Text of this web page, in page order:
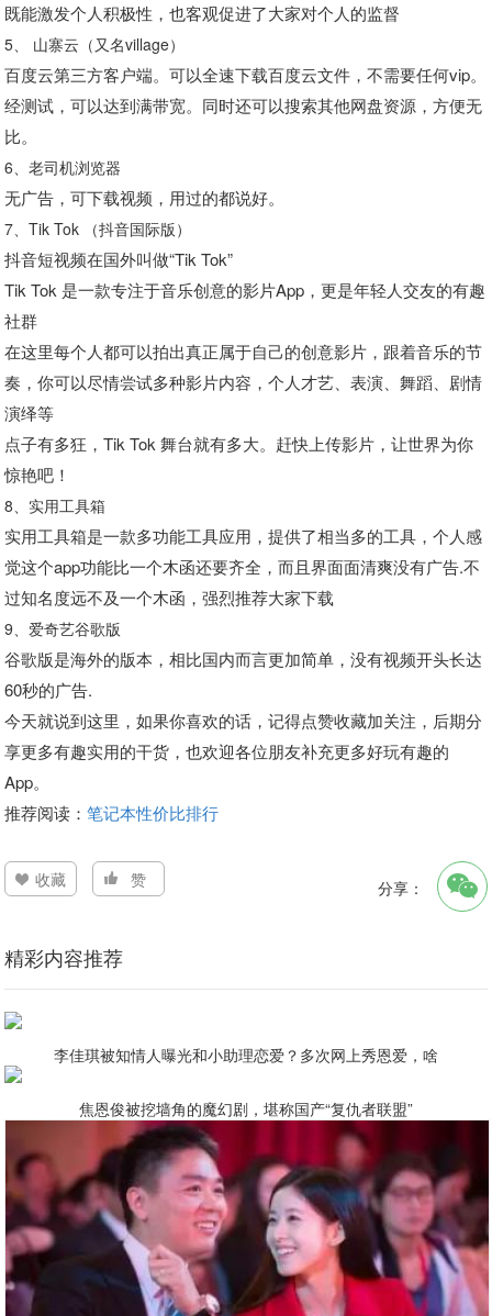
既能激发个人积极性，也客观促进了大家对个人的监督
5、 山寨云（又名village）
百度云第三方客户端。可以全速下载百度云文件，不需要任何vip。
经测试，可以达到满带宽。同时还可以搜索其他网盘资源，方便无
比。
6、老司机浏览器
无广告，可下载视频，用过的都说好。
7、Tik Tok （抖音国际版）
抖音短视频在国外叫做“Tik Tok”
Tik Tok 是一款专注于音乐创意的影片App，更是年轻人交友的有趣
社群
在这里每个人都可以拍出真正属于自己的创意影片，跟着音乐的节
奏，你可以尽情尝试多种影片内容，个人才艺、表演、舞蹈、剧情
演绎等
点子有多狂，Tik Tok 舞台就有多大。赶快上传影片，让世界为你
惊艳吧！
8、实用工具箱
实用工具箱是一款多功能工具应用，提供了相当多的工具，个人感
觉这个app功能比一个木函还要齐全，而且界面面清爽没有广告.不
过知名度远不及一个木函，强烈推荐大家下载
9、爱奇艺谷歌版
谷歌版是海外的版本，相比国内而言更加简单，没有视频开头长达
60秒的广告.
今天就说到这里，如果你喜欢的话，记得点赞收藏加关注，后期分
享更多有趣实用的干货，也欢迎各位朋友补充更多好玩有趣的
App。
推荐阅读：笔记本性价比排行
收藏 赞 分享：
精彩内容推荐
李佳琪被知情人曝光和小助理恋爱？多次网上秀恩爱，啥
焦恩俊被挖墙角的魔幻剧，堪称国产“复仇者联盟”